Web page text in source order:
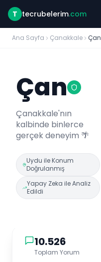
T tecrubelerim.com
Ana Sayfa Çanakkale Çan
Çan
Çanakkale'nın
kalbinde binlerce
gerçek deneyim 🌴
Uydu ile Konum
Doğrulanmış
Yapay Zeka ile Analiz
Edildi
10.526
Toplam Yorum